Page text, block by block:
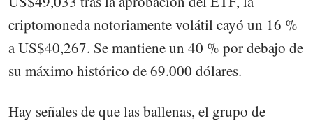
criptomoneda notoriamente volátil cayó un 16 %
a US$40,267. Se mantiene un 40 % por debajo de
su máximo histórico de 69.000 dólares.
Hay señales de que las ballenas, el grupo de